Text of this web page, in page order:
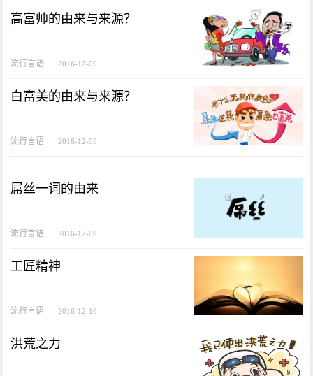
高富帅的由来与来源？
流行言语 2016-12-09
白富美的由来与来源？
流行言语 2016-12-09
屌丝一词的由来
流行言语 2016-12-09
工匠精神
流行言语 2016-12-16
洪荒之力